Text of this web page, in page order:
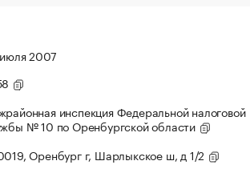
2007
инспекция Федеральной налоговой
№ 10 по Оренбургской области
Оренбург г, Шарлыкское ш, д 1/2